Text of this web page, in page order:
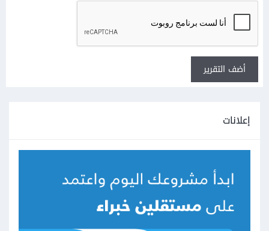
أضف التقرير
إعلانات